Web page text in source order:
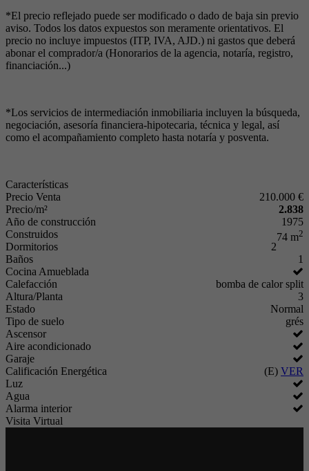
*El precio reflejado puede ser modificado o dado de baja sin previo
aviso. Todos los datos expuestos son meramente orientativos. El
precio no incluye impuestos (ITP, IVA, AJD.) ni gastos que deberá
abonar el comprador/a (Honorarios de la agencia, notaría, registro,
financiación...)
*Los servicios de intermediación inmobiliaria incluyen la búsqueda,
negociación, asesoría financiera-hipotecaria, técnica y legal, así
como el acompañamiento completo hasta notaría y posventa.
Características
Precio Venta
210.000 €
Precio/m²
2.838
Año de construcción
1975
Construidos
74 m2
Dormitorios
2
Baños
1
Cocina Amueblada
Calefacción
bomba de calor split
Altura/Planta
3
Estado
Normal
Tipo de suelo
grés
Ascensor
Aire acondicionado
Garaje
Calificación Energética
(E) VER
Luz
Agua
Alarma interior
Visita Virtual